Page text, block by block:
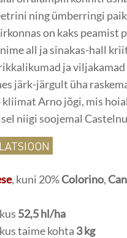
ning ümberringi
on kaks
nime all ja sinakas-hall
ja
järk-järgult üha
kliimat Arno jõgi, mis
niigi soojemal
, kuni 20%Colorino,
52,5 hl/ha
taime kohta 3 kg